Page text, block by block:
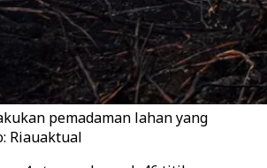
pemadaman lahan yang
Riauaktual